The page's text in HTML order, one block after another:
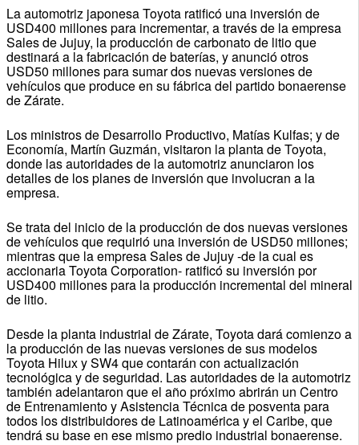
La automotriz japonesa Toyota ratificó una inversión de
USD400 millones para incrementar, a través de la empresa
Sales de Jujuy, la producción de carbonato de litio que
destinará a la fabricación de baterías, y anunció otros
USD50 millones para sumar dos nuevas versiones de
vehículos que produce en su fábrica del partido bonaerense
de Zárate.
Los ministros de Desarrollo Productivo, Matías Kulfas; y de
Economía, Martín Guzmán, visitaron la planta de Toyota,
donde las autoridades de la automotriz anunciaron los
detalles de los planes de inversión que involucran a la
empresa.
Se trata del inicio de la producción de dos nuevas versiones
de vehículos que requirió una inversión de USD50 millones;
mientras que la empresa Sales de Jujuy -de la cual es
accionaria Toyota Corporation- ratificó su inversión por
USD400 millones para la producción incremental del mineral
de litio.
Desde la planta industrial de Zárate, Toyota dará comienzo a
la producción de las nuevas versiones de sus modelos
Toyota Hilux y SW4 que contarán con actualización
tecnológica y de seguridad. Las autoridades de la automotriz
también adelantaron que el año próximo abrirán un Centro
de Entrenamiento y Asistencia Técnica de posventa para
todos los distribuidores de Latinoamérica y el Caribe, que
tendrá su base en ese mismo predio industrial bonaerense.